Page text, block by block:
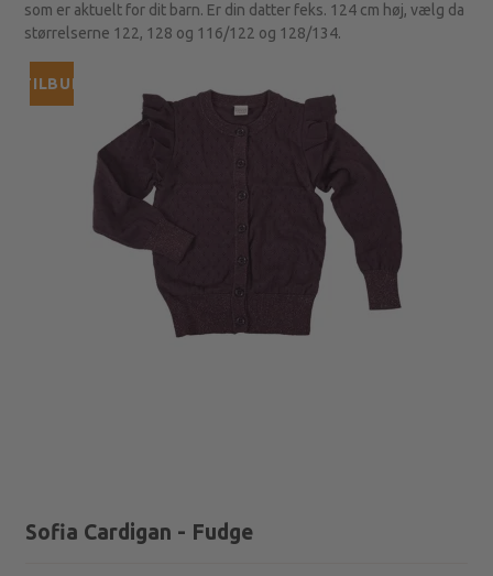
som er aktuelt for dit barn. Er din datter feks. 124 cm høj, vælg da
størrelserne 122, 128 og 116/122 og 128/134.
TILBUD
Sofia Cardigan - Fudge